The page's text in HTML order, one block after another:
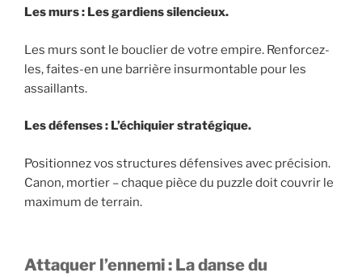
Les murs : Les gardiens silencieux.
Les murs sont le bouclier de votre empire. Renforcez-
les, faites-en une barrière insurmontable pour les
assaillants.
Les défenses : L’échiquier stratégique.
Positionnez vos structures défensives avec précision.
Canon, mortier – chaque pièce du puzzle doit couvrir le
maximum de terrain.
Attaquer l’ennemi : La danse du